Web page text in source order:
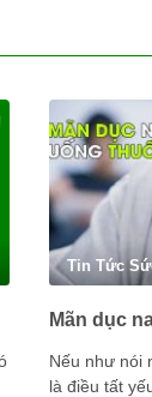
Tin Tức
Nếu như nói
là điều tất